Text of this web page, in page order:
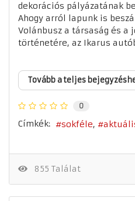
dekorációs pályázatának
Ahogy arról lapunk is
Volánbusz a társaság és a
történetére, az Ikarus
Tovább a teljes
0
Címkék: sokféle
855 Találat